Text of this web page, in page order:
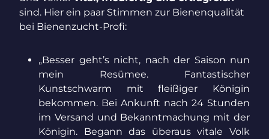
sind. Hier ein paar Stimmen zur Bienenqualität
bei Bienenzucht-Profi:
„Besser geht’s nicht, nach der Saison nun
mein Resümee. Fantastischer
Kunstschwarm mit fleißiger Königin
bekommen. Bei Ankunft nach 24 Stunden
im Versand und Bekanntmachung mit der
Königin. Begann das überaus vitale Volk